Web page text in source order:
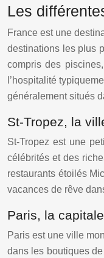
Les
France est une
destinations les plus
compris des
l’hospitalité
généralement situés
St-Tropez, la
St-Tropez est une
célébrités et des
restaurants étoilés
vacances de rêve
Paris, la
Paris est une ville
dans les boutiques